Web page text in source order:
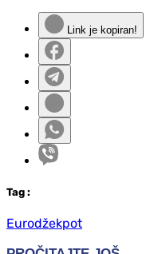
Link je kopiran!
Tag :
Eurodžekpot